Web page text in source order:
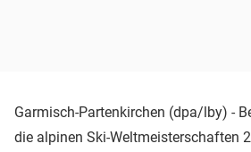
Garmisch-Partenkirchen (dpa/lby) -
die alpinen Ski-Weltmeisterschaften